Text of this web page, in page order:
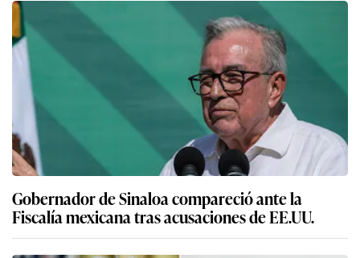
Gobernador de Sinaloa compareció ante la
Fiscalía mexicana tras acusaciones de EE.UU.